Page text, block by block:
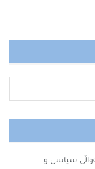
سیاسی و